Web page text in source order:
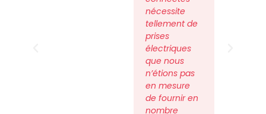
nécessite
tellement de
prises
électriques
que nous
n’étions pas
en mesure
de fournir en
nombre